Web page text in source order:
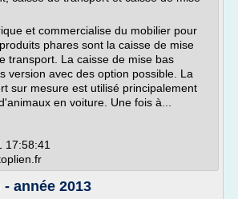
et commercialise du mobilier pour
phares sont la caisse de mise
transport. La caisse de mise bas
version avec des option possible. La
sur mesure est utilisé principalement
en voiture. Une fois à...
17:58:41
année 2013